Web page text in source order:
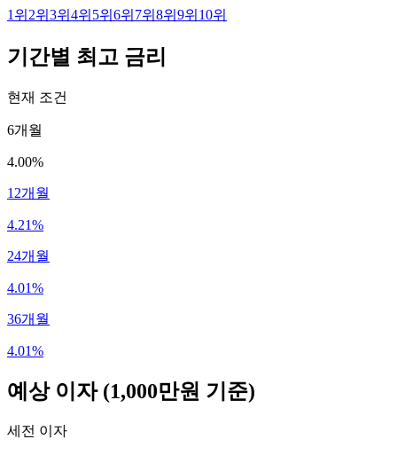
1 위 2위 3위 4위 5위 6위 7위 8위 9위 10위
기간별 최고 금리
현재 조건
6개월
4.00%
12개월
4.21%
24개월
4.01%
36개월
4.01%
예상 이자 (1,000만원 기준)
세전 이자